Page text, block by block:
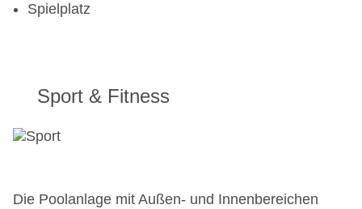
Spielplatz
Sport & Fitness
Die Poolanlage mit Außen- und Innenbereichen